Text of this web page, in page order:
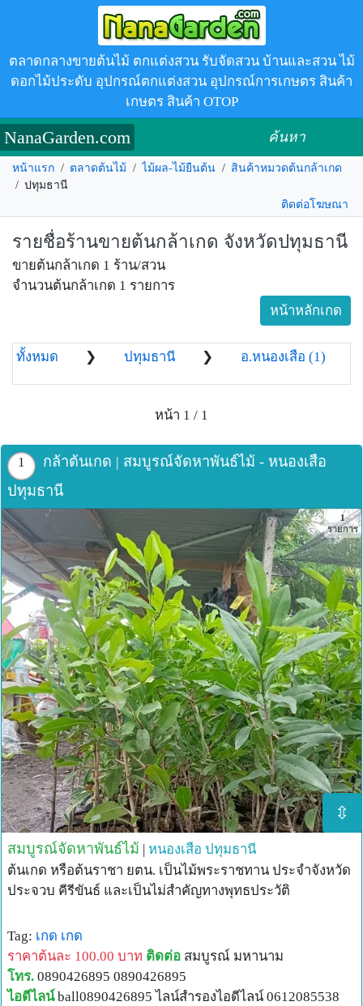
ตลาดกลางขายต้นไม้ ตกแต่งสวน รับจัดสวน บ้านและสวน ไม้
ดอกไม้ประดับ อุปกรณ์ตกแต่งสวน อุปกรณ์การเกษตร สินค้า
เกษตร สินค้า OTOP
NanaGarden.com ค้นหา
หน้าแรก / ตลาดต้นไม้ / ไม้ผล-ไม้ยืนต้น / สินค้าหมวดต้นกล้าเกด
/ ปทุมธานี
ติดต่อโฆษณา
รายชื่อร้านขายต้นกล้าเกด จังหวัดปทุมธานี
ขายต้นกล้าเกด 1 ร้าน/สวน
จำนวนต้นกล้าเกด 1 รายการ
หน้าหลักเกด
ทั้งหมด ❯ ปทุมธานี ❯ อ.หนองเสือ (1)
หน้า 1 / 1
1
กล้าต้นเกด | สมบูรณ์จัดหาพันธ์ไม้ - หนองเสือ
ปทุมธานี
⇳
1
รายการ
สมบูรณ์จัดหาพันธ์ไม้ | หนองเสือ ปทุมธานี
ต้นเกด หรือต้นราชา ยตน. เป็นไม้พระราชทาน ประจำจังหวัด
ประจวบ คีรีขันธ์ และเป็นไม่สำคัญทางพุทธประวัติ
Tag: เกด เกด
ราคาต้นละ 100.00 บาท ติดต่อ สมบูรณ์ มหานาม
โทร. 0890426895 0890426895
ไอดีไลน์ ball0890426895 ไลน์สำรองไอดีไลน์ 0612085538